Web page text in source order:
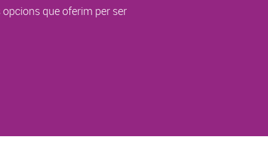
que oferim per ser